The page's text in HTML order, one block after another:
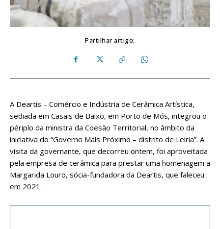
Partilhar artigo:
A Deartis – Comércio e Indústria de Cerâmica Artística,
sediada em Casais de Baixo, em Porto de Mós, integrou o
périplo da ministra da Coesão Territorial, no âmbito da
iniciativa do “Governo Mais Próximo – distrito de Leiria”. A
visita da governante, que decorreu ontem, foi aproveitada
pela empresa de cerâmica para prestar uma homenagem a
Margarida Louro, sócia-fundadora da Deartis, que faleceu
em 2021.